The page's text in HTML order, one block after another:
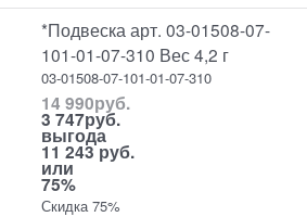
*Подвеска арт. 03-01508-07-
101-01-07-310 Вес 4,2 г
03-01508-07-101-01-07-310
14 990руб.
3 747руб.
выгода
11 243 руб.
или
75%
Скидка 75%